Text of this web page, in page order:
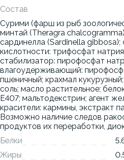
Состав
Сурими (фарш из рыб
минтай (Theragra
сардинелла (Sardinella gibbosa);
кислотности: трифосфат
стабилизатор: пирофосфат
влагоудерживающий:
пшеничный; крахмал
соль; масло растительное;
Е407; мальтодекстрин; агент
красители: кармины, экстракт
Возможно наличие следов
продуктов их переработки,
Белки
Жиры